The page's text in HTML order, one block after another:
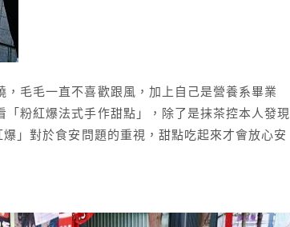
毛毛一直不喜歡跟風，加上自己是營養系畢業
粉紅爆法式手作甜點」，除了是抹茶控本人發現
」對於食安問題的重視，甜點吃起來才會放心安